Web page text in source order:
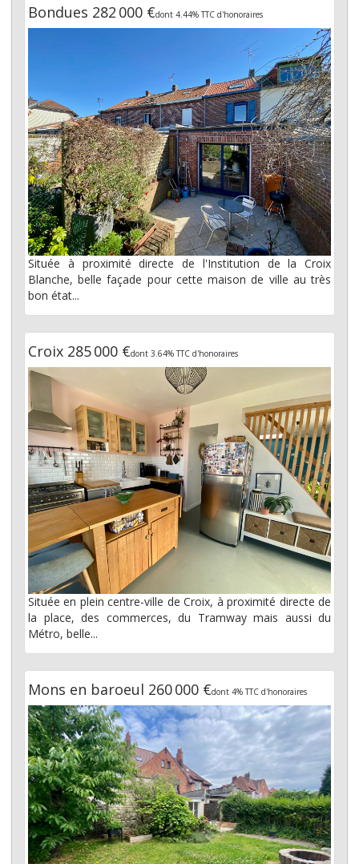
Bondues 282 000 €dont 4.44% TTC d'honoraires
Située à proximité directe de l'Institution de la Croix
Blanche, belle façade pour cette maison de ville au très
bon état...
Croix 285 000 €dont 3.64% TTC d'honoraires
Située en plein centre-ville de Croix, à proximité directe de
la place, des commerces, du Tramway mais aussi du
Métro, belle...
Mons en baroeul 260 000 €dont 4% TTC d'honoraires